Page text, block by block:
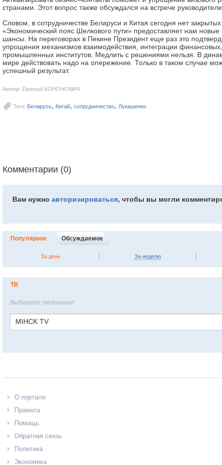
странами. Этот вопрос также обсуждался на встрече
Словом, в сотрудничестве Беларуси и Китая сегодня нет
«Экономический пояс Шелкового пути» предоставляет нам новые
шансы. На переговорах в Пекине Президент еще раз это
упрощения механизмов взаимодействия, интеграции
промышленных институтов. Медлить с решениями нельзя. В
мире действовать надо на опережение. Только в таком случае
успешный результат.
Автор: Евгений КОНОНОВИЧ
Теги: Беларусь, Китай, сотрудничество, Лукашенко
Комментарии (0)
Вам нужно авторизироваться, чтобы вы могли
Популярное Обсуждаемое
За день За неделю
ТВ
Выберите телеканал
MIHCK TV
О портале
Правила
Помощь
Обратная связь
Политика
Экономика